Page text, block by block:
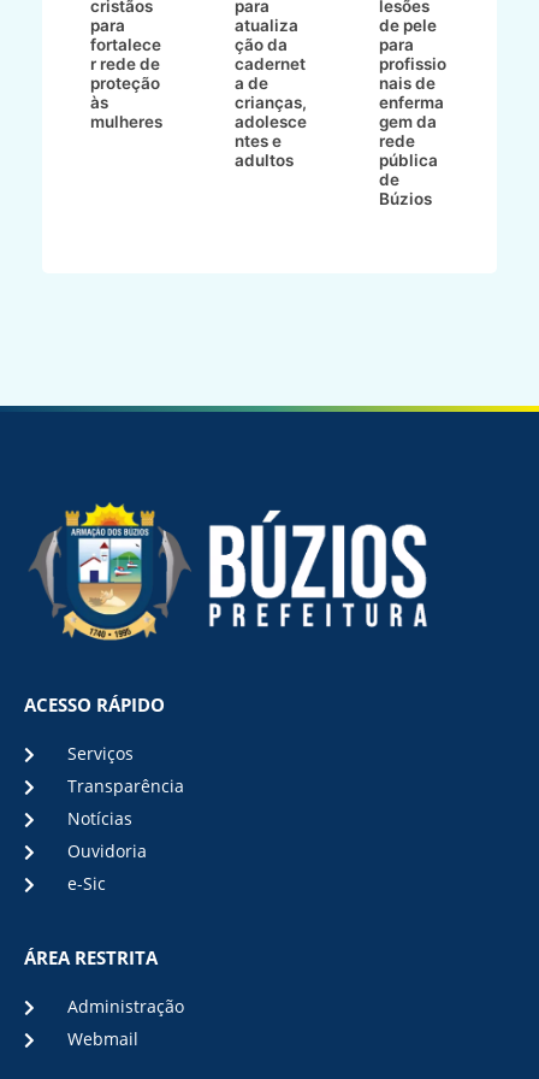
cristãos
para
fortalece
r rede de
proteção
às
mulheres
para
atualiza
ção da
cadernet
a de
crianças,
adolesce
ntes e
adultos
lesões
de pele
para
profissio
nais de
enferma
gem da
rede
pública
de
Búzios
ACESSO RÁPIDO
Serviços
Transparência
Notícias
Ouvidoria
e-Sic
ÁREA RESTRITA
Administração
Webmail